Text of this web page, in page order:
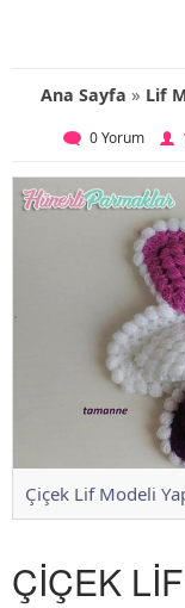
Ana Sayfa » Lif
0 Yorum
Çiçek Lif Modeli
ÇİÇEK